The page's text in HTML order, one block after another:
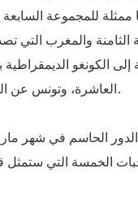
ممثلة للمجموعة
الثامنة والمغرب التي
إلى الكونغو
العاشرة، وتونس عن المجموعة الثانية.
الدور الحاسم في شهر
الخمسة التي ستمثل